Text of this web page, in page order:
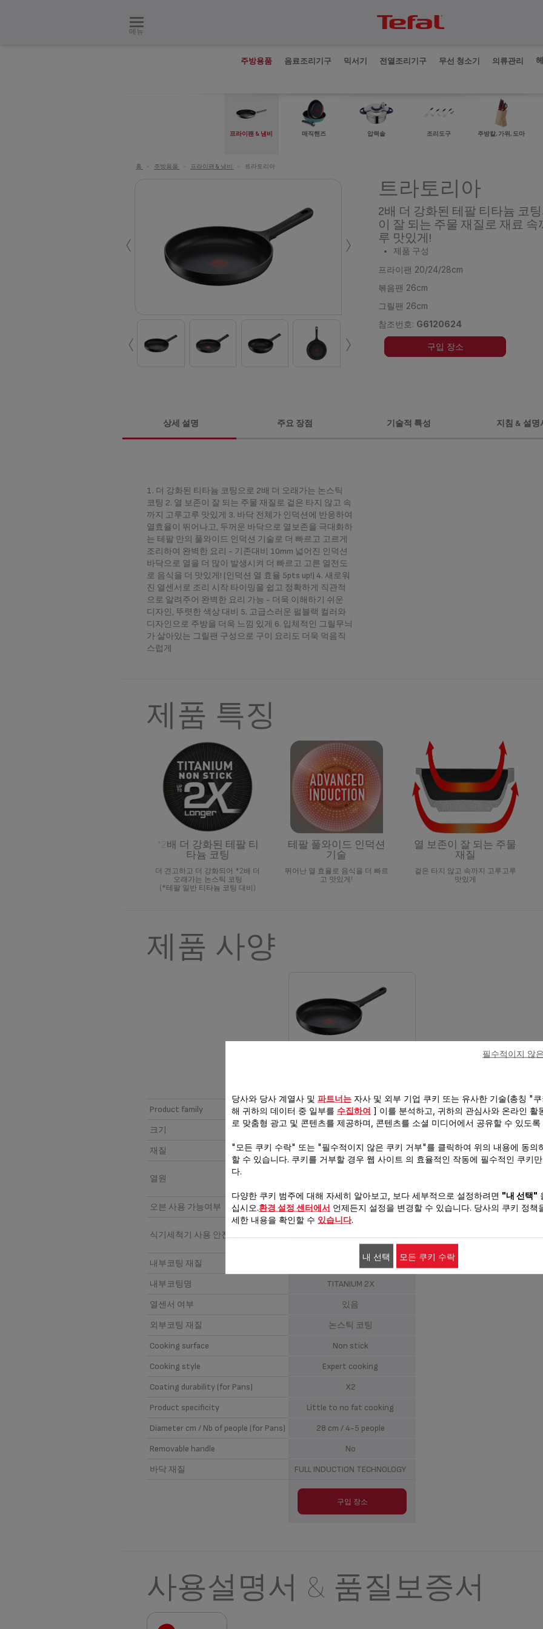
메뉴
주방용품 음료조리기구 믹서기 전열조리기구 무선 청소기 의류관리
프라이팬 & 냄비 매직핸즈 압력솥 조리도구 주방칼, 가위, 도마
홈 주방용품 프라이팬 & 냄비 트라토리아
‹ ›
‹ ›
트라토리아
2배 더 강화된 테팔 티타늄 코
이 잘 되는 주물 재질로 재료
루 맛있게!
제품 구성
프라이팬 20/24/28cm
볶음팬 26cm
그릴팬 26cm
참조번호: G6120624
구입 장소
상세 설명 주요 장점 기술적 특성 지침 & 설명
1. 더 강화된 티타늄 코팅으로 2배 더 오래가는 논스틱
코팅 2. 열 보존이 잘 되는 주물 재질로 겉은 타지 않고 속
까지 고루고루 맛있게 3. 바닥 전체가 인덕션에 반응하여
열효율이 뛰어나고, 두꺼운 바닥으로 열보존을 극대화하
는 테팔 만의 풀와이드 인덕션 기술로 더 빠르고 고르게
조리하여 완벽한 요리 - 기존대비 10mm 넓어진 인덕션
바닥으로 열을 더 많이 발생시켜 더 빠르고 고른 열전도
로 음식을 더 맛있게! (인덕션 열 효율 5pts up!) 4. 새로워
진 열센서로 조리 시작 타이밍을 쉽고 정확하게 직관적
으로 알려주어 완벽한 요리 가능 - 더욱 이해하기 쉬운
디자인, 뚜렷한 색상 대비 5. 고급스러운 펄블랙 컬러와
디자인으로 주방을 더욱 느낌 있게 6. 입체적인 그릴무늬
가 살아있는 그릴팬 구성으로 구이 요리도 더욱 먹음직
스럽게
제품 특징
*2배 더 강화된 테팔 티
타늄 코팅
더 견고하고 더 강화되어 *2배 더
오래가는 논스틱 코팅
(*테팔 일반 티타늄 코팅 대비)
테팔 풀와이드 인덕션
기술
뛰어난 열 효율로 음식을 더 빠르
고 맛있게!
열 보존이 잘 되는 주물
재질
겉은 타지 않고 속까지 고루고루
맛있게
제품 사양
Product family
Frypan
크기
28 Cm
재질
알루미늄
열원
오븐 사용 가능여부
175°C 까지 호환가능
식기세척기 사용 안전여부
식기세척기 사용가능하오나 손
세척 권장
내부코팅 재질
논스틱 코팅
내부코팅명
TITANIUM 2X
열센서 여부
있음
외부코팅 재질
논스틱 코팅
Cooking surface
Non stick
Cooking style
Expert cooking
Coating durability (for Pans)
X2
Product specificity
Little to no fat cooking
Diameter cm / Nb of people (for Pans)
28 cm / 4-5 people
Removable handle
No
바닥 재질
FULL INDUCTION TECHNOLOGY
구입 장소
사용설명서 & 품질보증서
당사와 당사 계열사 및 파트너는 자사 및 외부 기업 쿠키 또는 유사한 기술(총칭 "
해 귀하의 데이터 중 일부를 수집하여 ] 이를 분석하고, 귀하의 관심사와 온라인 활
로 맞춤형 광고 및 콘텐츠를 제공하며, 콘텐츠를 소셜 미디어에서 공유할 수 있도록
"모든 쿠키 수락" 또는 "필수적이지 않은 쿠키 거부"를 클릭하여 위의 내용에 동의
할 수 있습니다. 쿠키를 거부할 경우 웹 사이트 의 효율적인 작동에 필수적인 쿠키
다.
다양한 쿠키 범주에 대해 자세히 알아보고, 보다 세부적으로 설정하려면 "내 선택"
십시오.환경 설정 센터에서 언제든지 설정을 변경할 수 있습니다. 당사의 쿠키 정책
세한 내용을 확인할 수 있습니다.
필수적이지 않
내 선택 모든 쿠키 수락